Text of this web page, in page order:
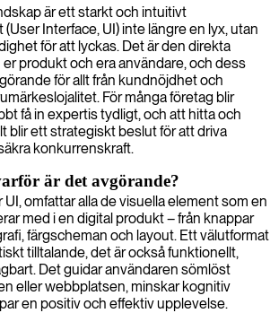
som förbättrar användarupplevelsen och
är ett starkt och intuitivt
Interface, UI) inte längre en lyx, utan
för att lyckas. Det är den direkta
produkt och era användare, och dess
för allt från kundnöjdhet och
För många företag blir
få in expertis tydligt, och att hitta och
blir ett strategiskt beslut för att driva
konkurrenskraft.
är det avgörande?
UI, omfattar alla de visuella element som en
med i en digital produkt – från knappar
färgscheman och layout. Ett välutformat
tilltalande, det är också funktionellt,
Det guidar användaren sömlöst
eller webbplatsen, minskar kognitiv
en positiv och effektiv upplevelse.